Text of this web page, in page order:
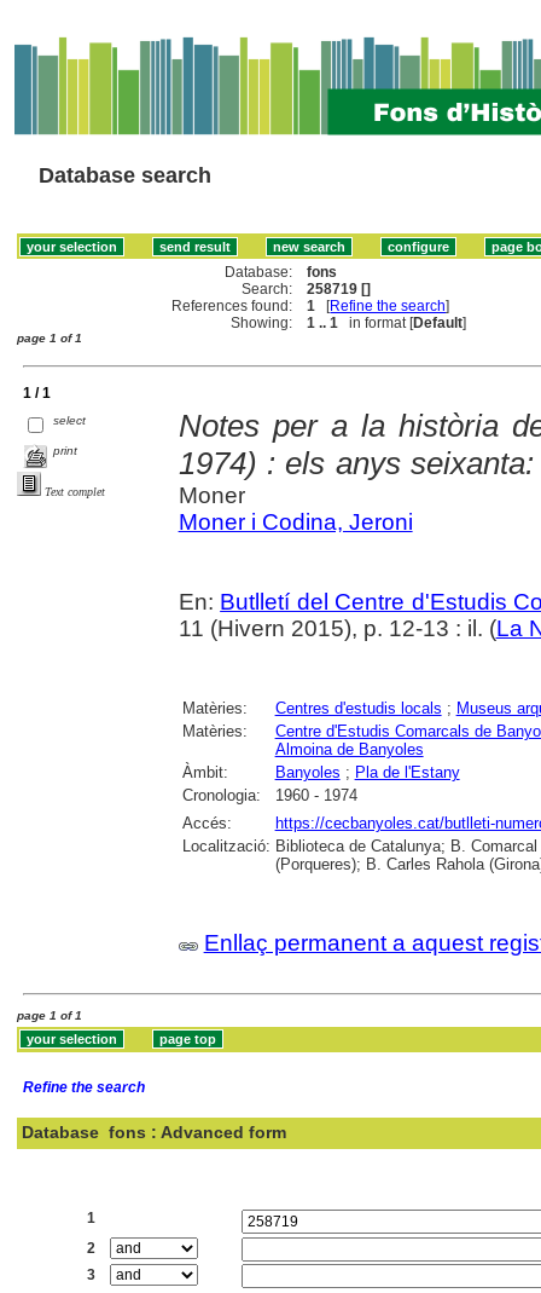
Database search
Database:
fons
Search:
258719 []
References found:
1 [Refine the search]
Showing:
1 .. 1 in format [Default]
page 1 of 1
1 / 1
select
print
Text complet
Notes per a la història
1974) : els anys
Moner
Moner i Codina, Jeroni
En: Butlletí del Centre d'Estudis
11 (Hivern 2015), p. 12-13 : il. (La
Matèries: Centres d'estudis locals ; Museus
Matèries:
Centre d'Estudis Comarcals de
Almoina de Banyoles
Àmbit:
Banyoles ; Pla de l'Estany
Cronologia:
1960 - 1974
Accés:
https://cecbanyoles.cat/butlleti-
Localització: Biblioteca de Catalunya; B.
(Porqueres); B. Carles Rahola
Enllaç permanent a aquest
page 1 of 1
Refine the search
Database fons : Advanced form
1
2
3